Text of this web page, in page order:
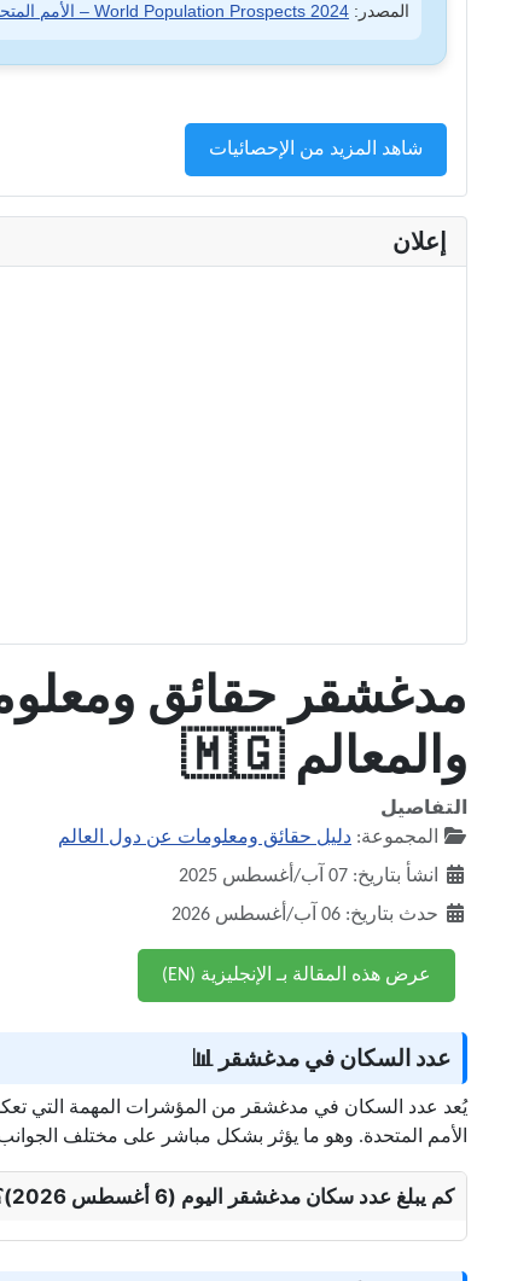
المصدر: World Population Prospects 2024 – الأمم المتحدة
شاهد المزيد من الإحصائيات
إعلان
مدغشقر حقائق
والمعالم 🇲🇬
التفاصيل
المجموعة: دليل حقائق ومعلومات عن دول العالم
انشأ بتاريخ: 07 آب/أغسطس 2025
حدث بتاريخ: 06 آب/أغسطس 2026
عرض هذه المقالة بـ الإنجليزية (EN)
عدد السكان في مدغشقر 📊
الأمم المتحدة. وهو ما يؤثر بشكل مباشر على مختلف
كم يبلغ عدد سكان مدغشقر اليوم (6 أغسطس 2026)؟